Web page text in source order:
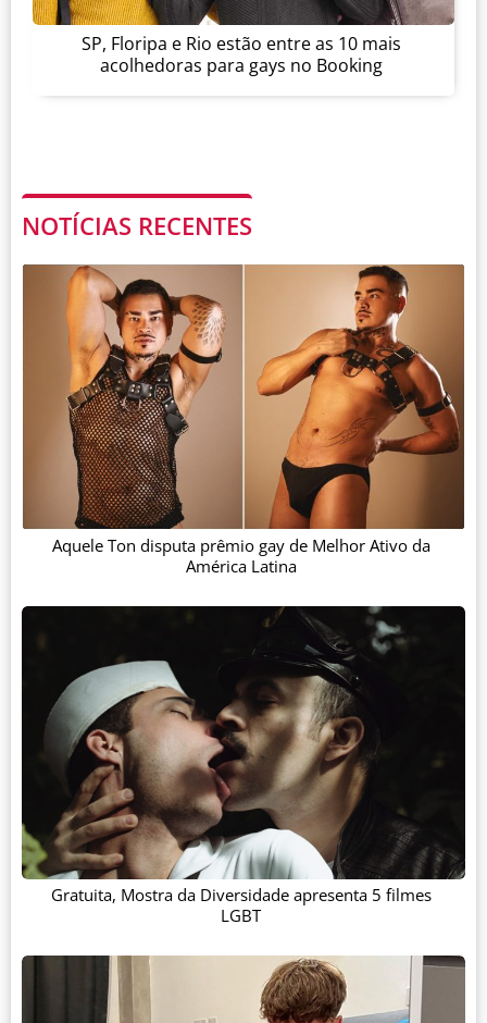
SP, Floripa e Rio estão entre as 10 mais
acolhedoras para gays no Booking
NOTÍCIAS RECENTES
Aquele Ton disputa prêmio gay de Melhor Ativo da
América Latina
Gratuita, Mostra da Diversidade apresenta 5 filmes
LGBT